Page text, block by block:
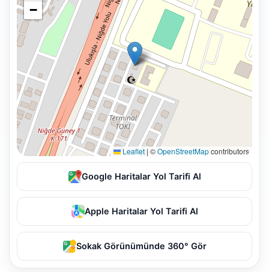
−
Leaflet | ©OpenStreetMapcontributors
Google Haritalar Yol Tarifi Al
Apple Haritalar Yol Tarifi Al
Sokak Görünümünde 360° Gör